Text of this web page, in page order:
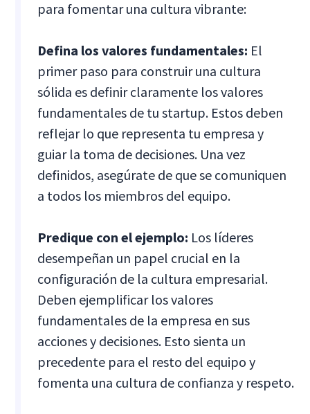
para fomentar una cultura vibrante:
Defina los valores fundamentales: El
primer paso para construir una cultura
sólida es definir claramente los valores
fundamentales de tu startup. Estos deben
reflejar lo que representa tu empresa y
guiar la toma de decisiones. Una vez
definidos, asegúrate de que se comuniquen
a todos los miembros del equipo.
Predique con el ejemplo: Los líderes
desempeñan un papel crucial en la
configuración de la cultura empresarial.
Deben ejemplificar los valores
fundamentales de la empresa en sus
acciones y decisiones. Esto sienta un
precedente para el resto del equipo y
fomenta una cultura de confianza y respeto.